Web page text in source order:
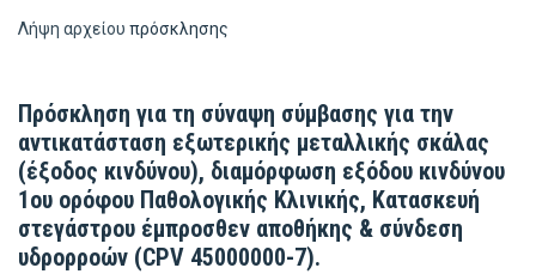
Λήψη αρχείου πρόσκλησης
Πρόσκληση για τη σύναψη σύμβασης για την
αντικατάσταση εξωτερικής μεταλλικής σκάλας
(έξοδος κινδύνου), διαμόρφωση εξόδου κινδύνου
1ου ορόφου Παθολογικής Κλινικής, Κατασκευή
στεγάστρου έμπροσθεν αποθήκης & σύνδεση
υδρορροών (CPV 45000000-7).